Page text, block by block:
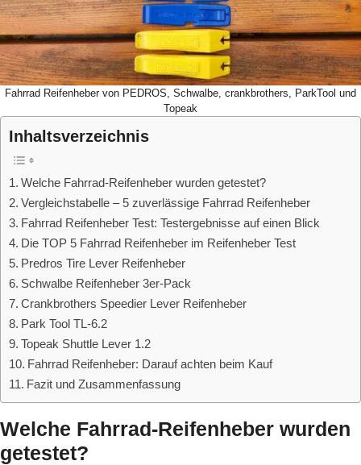
Fahrrad Reifenheber von PEDROS, Schwalbe, crankbrothers, ParkTool und
Topeak
Inhaltsverzeichnis
Welche Fahrrad-Reifenheber wurden getestet?
Vergleichstabelle – 5 zuverlässige Fahrrad Reifenheber
Fahrrad Reifenheber Test: Testergebnisse auf einen Blick
Die TOP 5 Fahrrad Reifenheber im Reifenheber Test
Predros Tire Lever Reifenheber
Schwalbe Reifenheber 3er-Pack
Crankbrothers Speedier Lever Reifenheber
Park Tool TL-6.2
Topeak Shuttle Lever 1.2
Fahrrad Reifenheber: Darauf achten beim Kauf
Fazit und Zusammenfassung
Welche Fahrrad-Reifenheber wurden
getestet?